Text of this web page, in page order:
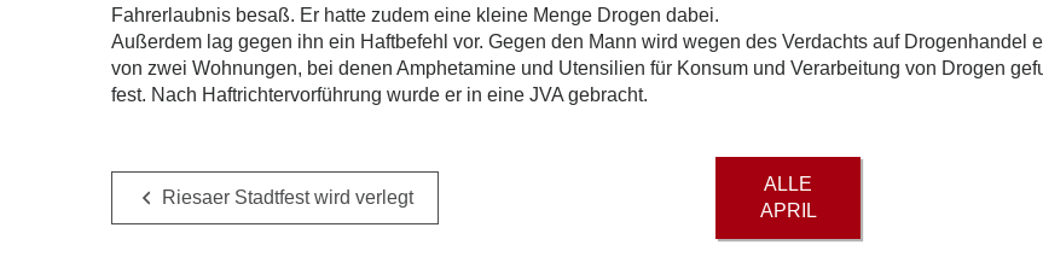
Fahrerlaubnis besaß. Er hatte zudem eine kleine Menge Drogen dabei.
Außerdem lag gegen ihn ein Haftbefehl vor. Gegen den Mann wird wegen des Verdachts auf Drogenhandel
von zwei Wohnungen, bei denen Amphetamine und Utensilien für Konsum und Verarbeitung von Drogen
fest. Nach Haftrichtervorführung wurde er in eine JVA gebracht.
Riesaer Stadtfest wird verlegt
ALLE
APRIL